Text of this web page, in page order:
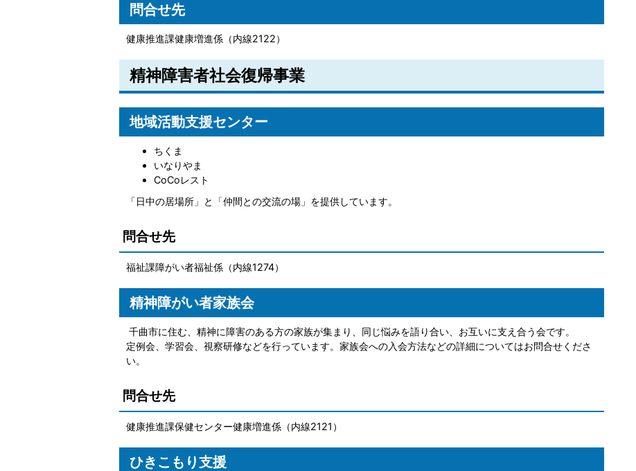
問合せ先
健康推進課健康増進係（内線2122）
精神障害者社会復帰事業
地域活動支援センター
ちくま
いなりやま
CoCoレスト
「日中の居場所」と「仲間との交流の場」を提供しています。
問合せ先
福祉課障がい者福祉係（内線1274）
精神障がい者家族会
千曲市に住む、精神に障害のある方の家族が集まり、同じ悩みを語り合い、お互いに支え合う会です。
定例会、学習会、視察研修などを行っています。家族会への入会方法などの詳細についてはお問合せくださ
い。
問合せ先
健康推進課保健センター健康増進係（内線2121）
ひきこもり支援